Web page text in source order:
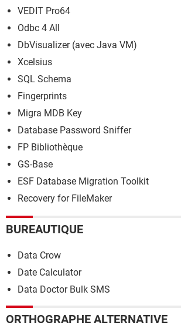
VEDIT Pro64
Odbc 4 All
DbVisualizer (avec Java VM)
Xcelsius
SQL Schema
Fingerprints
Migra MDB Key
Database Password Sniffer
FP Bibliothèque
GS-Base
ESF Database Migration Toolkit
Recovery for FileMaker
BUREAUTIQUE
Data Crow
Date Calculator
Data Doctor Bulk SMS
ORTHOGRAPHE ALTERNATIVE